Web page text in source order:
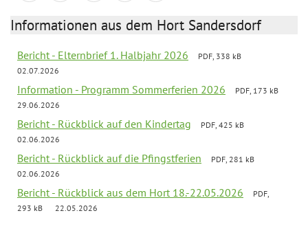
Informationen aus dem Hort Sandersdorf
Bericht - Elternbrief 1. Halbjahr 2026
PDF, 338 kB
02.07.2026
Information - Programm Sommerferien 2026
PDF, 173 kB
29.06.2026
Bericht - Rückblick auf den Kindertag
PDF, 425 kB
02.06.2026
Bericht - Rückblick auf die Pfingstferien
PDF, 281 kB
02.06.2026
Bericht - Rückblick aus dem Hort 18.-22.05.2026
PDF,
293 kB
22.05.2026